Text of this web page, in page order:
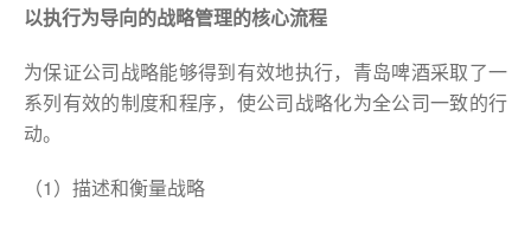
以执行为导向的战略管理的核心流程
为保证公司战略能够得到有效地执行，青岛啤酒采取了一
系列有效的制度和程序，使公司战略化为全公司一致的行
动。
（1）描述和衡量战略